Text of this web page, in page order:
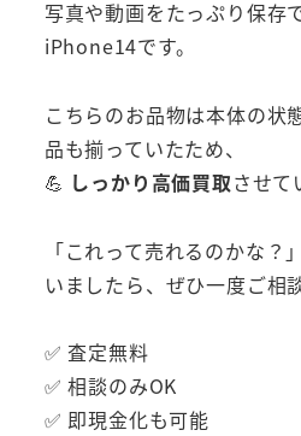
写真や動画をたっぷり保存
iPhone14です。
こちらのお品物は本体の状
品も揃っていたため、
💪 しっかり高価買取させて
「これって売れるのかな
いましたら、ぜひ一度ご相
✅ 査定無料
✅ 相談のみOK
✅ 即現金化も可能